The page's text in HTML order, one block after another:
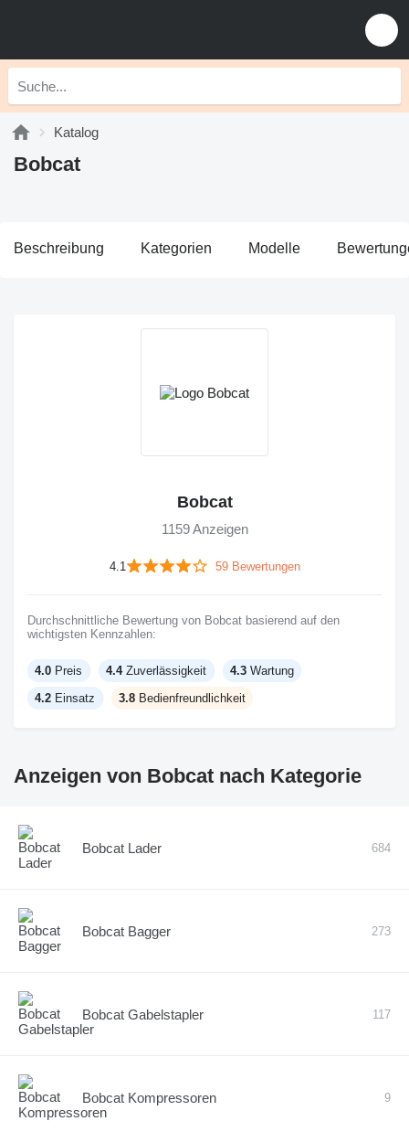
Katalog
Bobcat
Beschreibung Kategorien Modelle
Bobcat
1159 Anzeigen
4.1 59 Bewertungen
Durchschnittliche Bewertung von Bobcat basierend auf den
wichtigsten Kennzahlen:
4.0 Preis 4.4Zuverlässigkeit 4.3 Wartung
4.2 Einsatz 3.8 Bedienfreundlichkeit
Anzeigen von Bobcat nach Kategorie
Bobcat Lader 684
Bobcat Bagger 273
Bobcat Gabelstapler 117
Bobcat Kompressoren 9